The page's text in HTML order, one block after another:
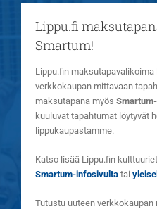
Lippu.fi
Smartum!
Lippu.fin
verkkokaupan mittavaan
maksutapana myös
kuuluvat tapahtumat löytyvät
lippukaupastamme.
Katso lisää Lippu.fin
Smartum-infosivulta tai
Tutustu uuteen verkkokaupan